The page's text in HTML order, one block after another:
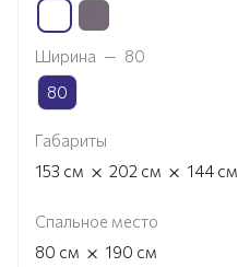
Ширина — 80
80
Габариты
153 см × 202 см × 144 см
Спальное место
80 см × 190 см